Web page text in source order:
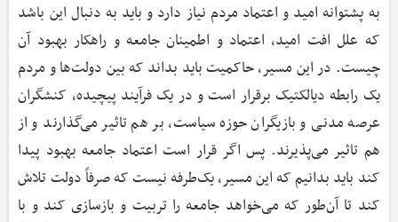
به پشتوانه امید و اعتماد مردم نیاز دارد و باید به دنبال این باشد
که علل افت امید، اعتماد و اطمینان جامعه و راهکار بهبود آن
چیست. در این مسیر، حاکمیت باید بداند که بین دولت‌ها و مردم
یک رابطه دیالکتیک برقرار است و در یک فرآیند پیچیده، کنشگران
عرصه مدنی و بازیگران حوزه سیاست، بر هم تاثیر می‌گذارند و از
هم تاثیر می‌پذیرند. پس اگر قرار است اعتماد جامعه بهبود پیدا
کند باید بدانیم که این مسیر، یک‌طرفه نیست که صرفاً دولت تلاش
کند تا آن‌طور که می‌خواهد جامعه را تربیت و بازسازی کند و با